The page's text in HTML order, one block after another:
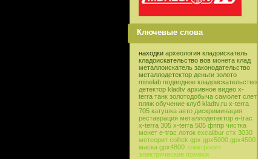
Ключевые слова
находки археология кладоискатель
кладоискательство вов монета клад
металлоискатель законодательство
металлодетектор деньги золото
minelab подводное кладоискательство
детектор kladtv архивное видео x-
terra танк золотодобыча самолет слет
пляж обучение клуб kladtv,ru x-terra
705 катушка авто дискриминация
реставрация металлодетектор e-trac
x-terra 305 x-terra 505 фппр чистка
монет e-trac лоток excalibur стх 3030
метеорит coiltek gpx gpx5000 gpx4500
маска gpx4800 электролиз
электрические помехи